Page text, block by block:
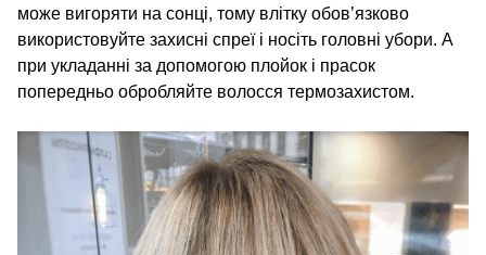
може вигоряти на сонці, тому влітку обов’язково
використовуйте захисні спреї і носіть головні убори. А
при укладанні за допомогою плойок і прасок
попередньо обробляйте волосся термозахистом.